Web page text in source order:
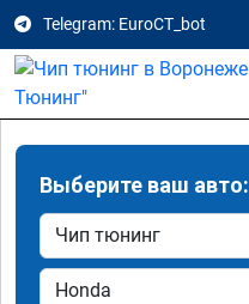
Telegram: EuroCT_bot
Выберите ваш авто: